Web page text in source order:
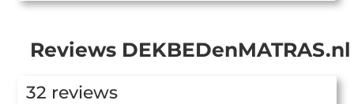
Reviews DEKBEDenMATRAS.nl
32 reviews